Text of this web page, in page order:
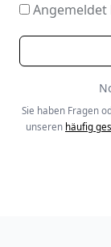
Angemeldet
Sie haben Fragen
unseren häufig